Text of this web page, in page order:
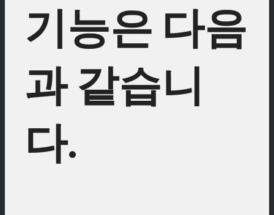
기능은 다음
과 같습니
다.